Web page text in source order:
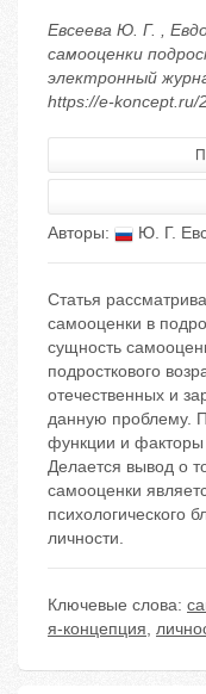
Евсеева Ю. Г. ,
самооценки
электронный
https://e-koncept.ru/
Авторы: Ю. Г.
Статья
самооценки в
сущность
подросткового
отечественных и
данную проблему.
функции и
Делается вывод о
самооценки
психологического
личности.
Ключевые слова:
я-концепция,